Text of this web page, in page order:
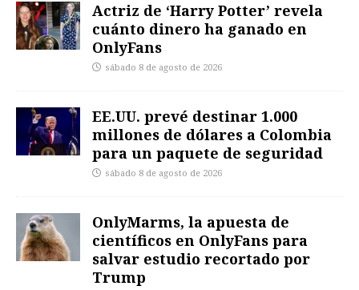
Actriz de ‘Harry Potter’ revela
cuánto dinero ha ganado en
OnlyFans
sábado 8 de agosto de 2026
EE.UU. prevé destinar 1.000
millones de dólares a Colombia
para un paquete de seguridad
sábado 8 de agosto de 2026
OnlyMarms, la apuesta de
científicos en OnlyFans para
salvar estudio recortado por
Trump